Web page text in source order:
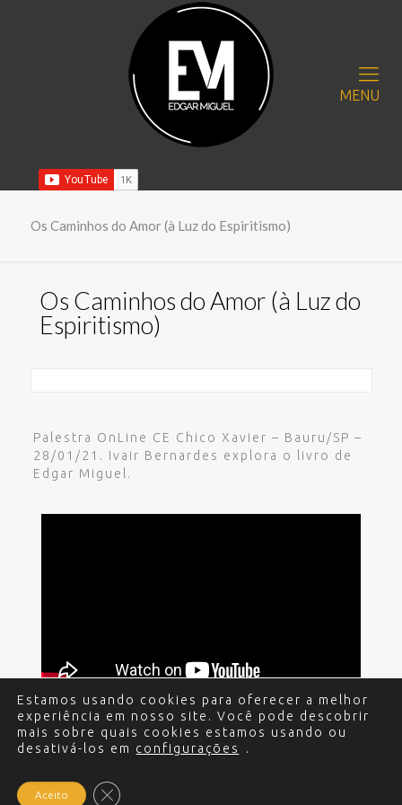
MENU
Os Caminhos do Amor (à Luz do Espiritismo)
Os Caminhos do Amor (à Luz do
Espiritismo)
Palestra OnLine CE Chico Xavier – Bauru/SP –
28/01/21. Ivair Bernardes explora o livro de
Edgar Miguel.
© 2017 - 2024 Edgar Miguel. Todos os direitos
Desenvolvimento do site: Alex Sanches
Estamos usando cookies para oferecer a melhor
experiência em nosso site. Você pode descobrir
mais sobre quais cookies estamos usando ou
desativá-los em configurações .
Aceito Close GDPR Cookie Banner